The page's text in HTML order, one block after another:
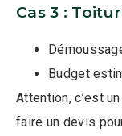
Cas 3 :
Budget
Attention, c’est
faire un devis